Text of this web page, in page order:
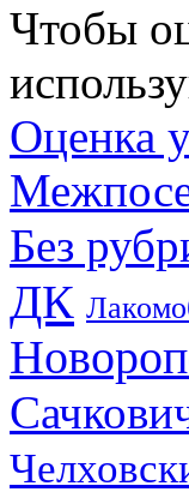
Чтобы
Оценка
Без
ДК